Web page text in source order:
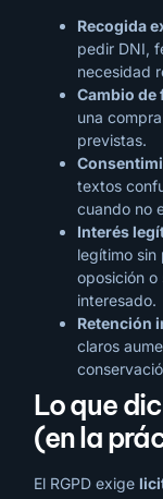
Recogida
pedir DNI,
necesidad
Cambio de
una
previstas.
textos
cuando no
Interés
legítimo
oposición
interesado.
Retención
claros
Lo que
(en la
El RGPD exige